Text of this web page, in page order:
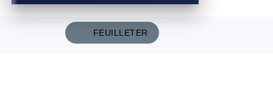
FEUILLETER